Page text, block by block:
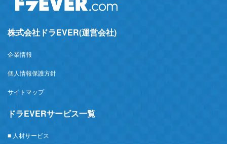
株式会社ドラEVER(運営会社)
企業情報
個人情報保護方針
サイトマップ
ドラEVERサービス一覧
■ 人材サービス